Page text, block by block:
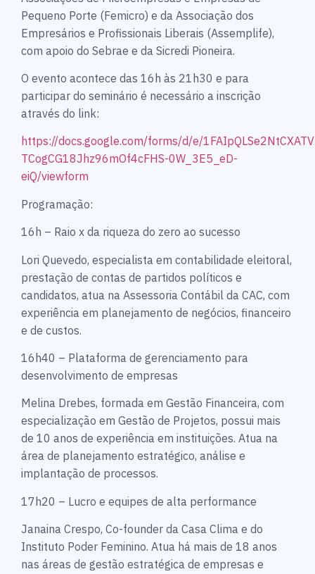
Pequeno Porte (Femicro) e da Associação dos
Empresários e Profissionais Liberais (Assemplife),
com apoio do Sebrae e da Sicredi Pioneira.
O evento acontece das 16h às 21h30 e para
participar do seminário é necessário a inscrição
através do link:
https://docs.google.com/forms/d/e/
TCogCG18Jhz96mOf4cFHS-0W_3E5_eD-
eiQ/viewform
Programação:
16h – Raio x da riqueza do zero ao sucesso
Lori Quevedo, especialista em contabilidade eleitoral,
prestação de contas de partidos políticos e
candidatos, atua na Assessoria Contábil da CAC, com
experiência em planejamento de negócios, financeiro
e de custos.
16h40 – Plataforma de gerenciamento para
desenvolvimento de empresas
Melina Drebes, formada em Gestão Financeira, com
especialização em Gestão de Projetos, possui mais
de 10 anos de experiência em instituições. Atua na
área de planejamento estratégico, análise e
implantação de processos.
17h20 – Lucro e equipes de alta performance
Janaina Crespo, Co-founder da Casa Clima e do
Instituto Poder Feminino. Atua há mais de 18 anos
nas áreas de gestão estratégica de empresas e